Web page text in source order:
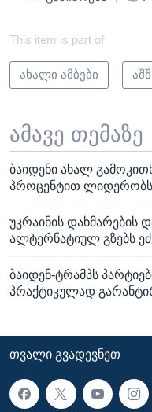
This item is part of
ახალი ამბები აშშ
ამავე თემაზე
ბაიდენი ახალ
პროცენტით ლიდერობს
უკრაინის დახმარების
ალტერნატიულ გზებს
ბაიდენ-ტრამპს
პრაქტიკულად
ᲗᲕᲐᲚᲘ ᲒᲕᲐᲓᲔᲕᲜᲔᲗ